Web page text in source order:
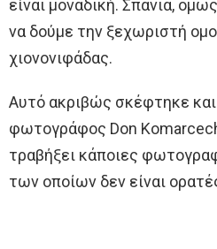
είναι μοναδική. Σπάνια,
να δούμε την ξεχωριστή
χιονονιφάδας.
Αυτό ακριβώς σκέφτηκε
φωτογράφος Don
τραβήξει κάποιες
των οποίων δεν είναι